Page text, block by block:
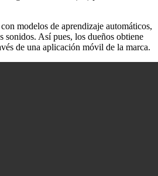
modelos de aprendizaje automáticos,
sonidos. Así pues, los dueños obtiene
de una aplicación móvil de la marca.